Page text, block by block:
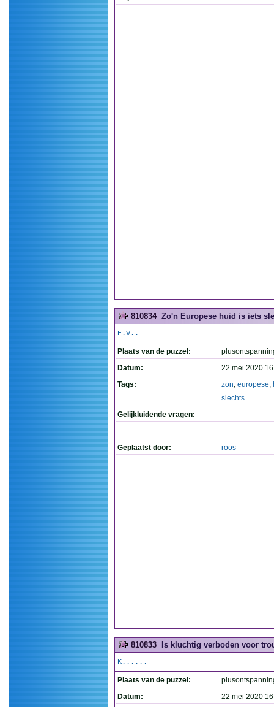
810834 Zo'n Europese huid is iets
E.V..
Plaats van de puzzel:
Datum:
22 mei 2020
Tags:
zon, europese,
slechts
Gelijkluidende vragen:
Geplaatst door: roos
810833 Is kluchtig verboden voor
K......
Plaats van de puzzel:
Datum:
22 mei 2020